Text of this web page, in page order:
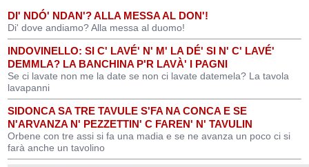
DI' NDÓ' NDAN'? ALLA MESSA AL DON'!
Di' dove andiamo? Alla messa al duomo!
INDOVINELLO: SI C' LAVÉ' N' M' LA DÉ' SI N' C' LAVÉ'
DEMMLA? LA BANCHINA P'R LAVÀ' I PAGNI
Se ci lavate non me la date se non ci lavate datemela? La tavola
lavapanni
SIDONCA SA TRE TAVULE S'FA NA CONCA E SE
N'ARVANZA N' PEZZETTIN' C FAREN' N' TAVULIN
Orbene con tre assi si fa una madia e se ne avanza un poco ci si
farà anche un tavolino